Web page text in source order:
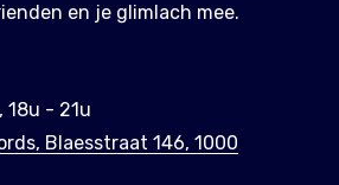
en je glimlach mee.
18u - 21u
Blaesstraat 146, 1000